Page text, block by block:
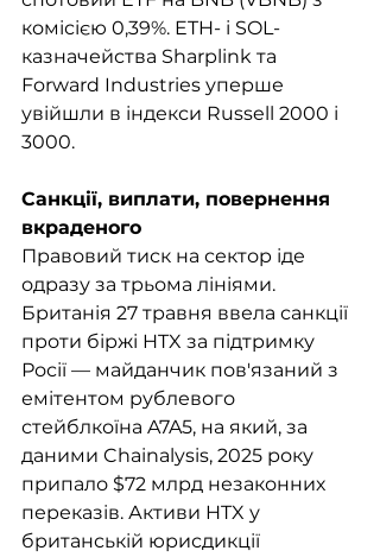
комісією 0,39%. ETH- і SOL-
казначейства Sharplink та
Forward Industries уперше
увійшли в індекси Russell 2000 і
3000.
Санкції, виплати, повернення
вкраденого
Правовий тиск на сектор іде
одразу за трьома лініями.
Британія 27 травня ввела санкції
проти біржі HTX за підтримку
Росії — майданчик пов'язаний з
емітентом рублевого
стейблкоїна A7A5, на який, за
даними Chainalysis, 2025 року
припало $72 млрд незаконних
переказів. Активи HTX у
британській юрисдикції